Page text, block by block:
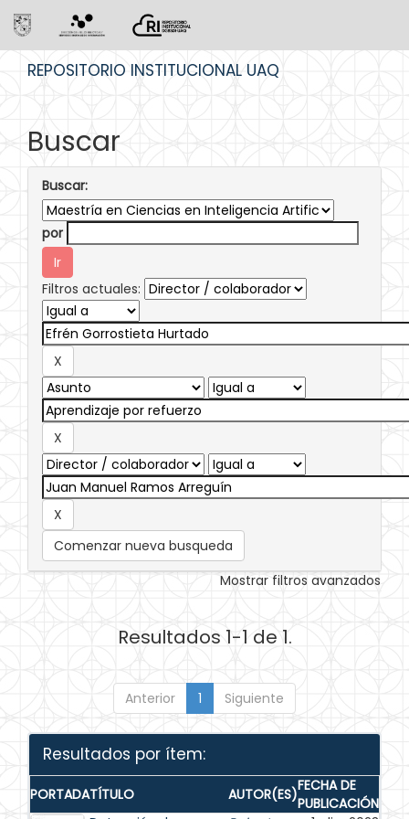
REPOSITORIO INSTITUCIONAL UAQ
Buscar
Buscar:
por
Filtros actuales:
Comenzar nueva busqueda
Mostrar filtros avanzados
Resultados 1-1 de 1.
Anterior 1 Siguiente
Resultados por ítem:
PORTADATÍTULO AUTOR(ES)FECHA DE
PUBLICACIÓN